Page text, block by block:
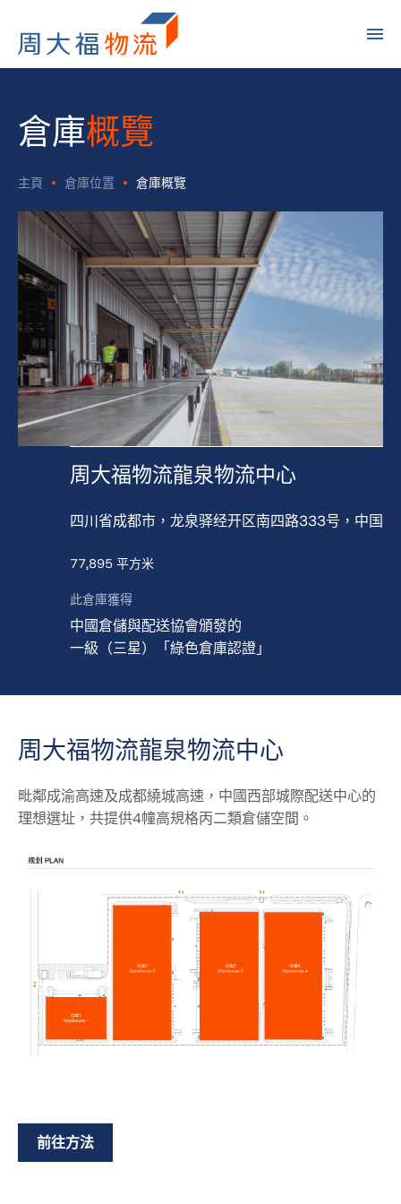
倉庫概覽
主頁 倉庫位置 倉庫概覽
周大福物流龍泉物流中心
四川省成都市，龙泉驿经开区南四路333号，中国
77,895 平方米
此倉庫獲得
中國倉儲與配送協會頒發的
一級（三星）「綠色倉庫認證」
周大福物流龍泉物流中心
毗鄰成渝高速及成都繞城高速，中國西部城際配送中心的
理想選址，共提供4幢高規格丙二類倉儲空間。
前往方法